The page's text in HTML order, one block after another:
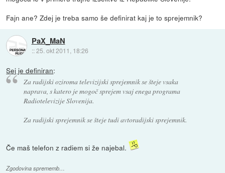
Fajn ane? Zdej je treba samo še definirat kaj je to sprejemnik?
PaX_MaN
::25. okt 2011, 18:26
Sej je definiran:
Za radijski oziroma televizijski sprejemnik se šteje vsaka
naprava, s katero je mogoč sprejem vsaj enega programa
Radiotelevizije Slovenija.
Za radijski sprejemnik se šteje tudi avtoradijski sprejemnik.
Če maš telefon z radiem si že najebal.
Zgodovina sprememb…